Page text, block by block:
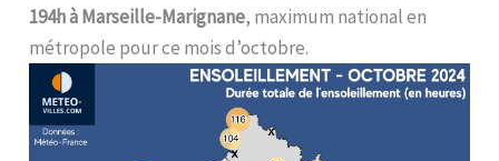
194h à Marseille-Marignane, maximum national en
métropole pour ce mois d’octobre.